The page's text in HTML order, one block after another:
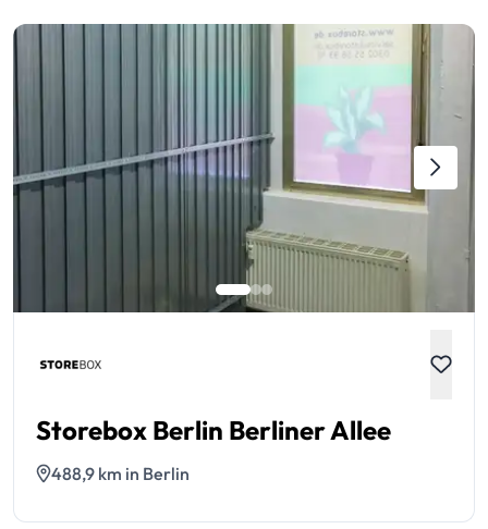
Storebox Berlin Berliner Allee
488,9 km in Berlin